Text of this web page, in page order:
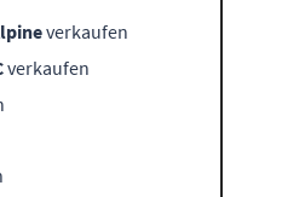
verkaufen
verkaufen